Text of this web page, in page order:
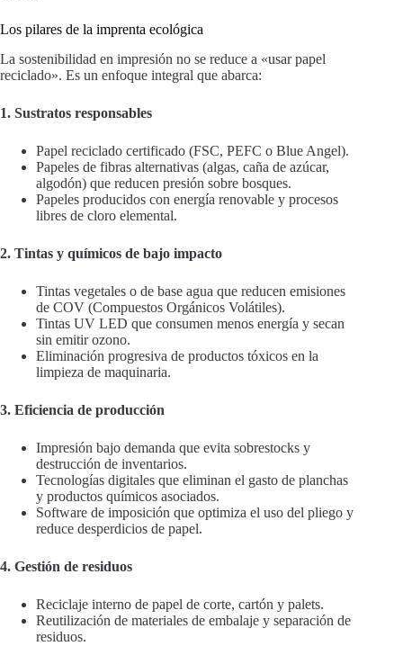
Los pilares de la imprenta ecológica
La sostenibilidad en impresión no se reduce a «usar papel
reciclado». Es un enfoque integral que abarca:
1. Sustratos responsables
Papel reciclado certificado (FSC, PEFC o Blue Angel).
Papeles de fibras alternativas (algas, caña de azúcar,
algodón) que reducen presión sobre bosques.
Papeles producidos con energía renovable y procesos
libres de cloro elemental.
2. Tintas y químicos de bajo impacto
Tintas vegetales o de base agua que reducen emisiones
de COV (Compuestos Orgánicos Volátiles).
Tintas UV LED que consumen menos energía y secan
sin emitir ozono.
Eliminación progresiva de productos tóxicos en la
limpieza de maquinaria.
3. Eficiencia de producción
Impresión bajo demanda que evita sobrestocks y
destrucción de inventarios.
Tecnologías digitales que eliminan el gasto de planchas
y productos químicos asociados.
Software de imposición que optimiza el uso del pliego y
reduce desperdicios de papel.
4. Gestión de residuos
Reciclaje interno de papel de corte, cartón y palets.
Reutilización de materiales de embalaje y separación de
residuos.